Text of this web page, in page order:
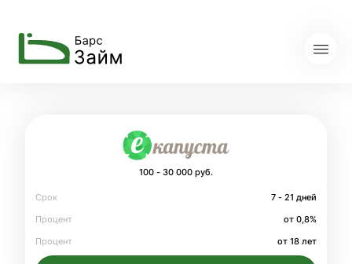
100 - 30 000 руб.
Срок
7 - 21 дней
Процент
от 0,8%
Процент
от 18 лет